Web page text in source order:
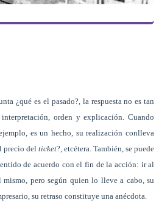
¿qué es el pasado?, la respuesta no es tan
interpretación, orden y explicación. Cuando
es un hecho, su realización conlleva
precio delticket?, etcétera. También, se puede
de acuerdo con el fin de la acción: ir al
pero según quien lo lleve a cabo, su
su retraso constituye una anécdota.